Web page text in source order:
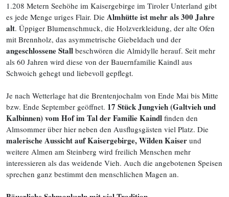
1.208 Metern Seehöhe im Kaisergebirge im Tiroler Unterland gibt
es jede Menge uriges Flair. Die Almhütte ist mehr als 300 Jahre
alt. Üppiger Blumenschmuck, die Holzverkleidung, der alte Ofen
mit Brennholz, das asymmetrische Giebeldach und der
angeschlossene Stall beschwören die Almidylle herauf. Seit mehr
als 60 Jahren wird diese von der Bauernfamilie Kaindl aus
Schwoich gehegt und liebevoll gepflegt.
Je nach Wetterlage hat die Brentenjochalm von Ende Mai bis Mitte
bzw. Ende September geöffnet. 17 Stück Jungvieh (Galtvieh und
Kalbinnen) vom Hof im Tal der Familie Kaindl finden den
Almsommer über hier neben den Ausflugsgästen viel Platz. Die
malerische Aussicht auf Kaisergebirge, Wilden Kaiser und
weitere Almen am Steinberg wird freilich Menschen mehr
interessieren als das weidende Vieh. Auch die angebotenen Speisen
sprechen ganz bestimmt den menschlichen Magen an.